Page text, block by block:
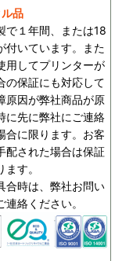
品
で１年間、または18
付いています。また
用してプリンターが
の保証にも対応して
原因が弊社商品が原
に先に弊社にご連絡
合に限ります。お客
配された場合は保証
す。
合時は、弊社お問い
絡ください。